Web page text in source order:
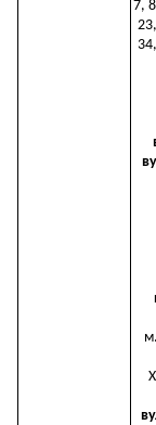
7,